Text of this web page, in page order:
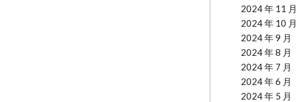
2024 年 11 月
2024 年 10 月
2024 年 9 月
2024 年 8 月
2024 年 7 月
2024 年 6 月
2024 年 5 月